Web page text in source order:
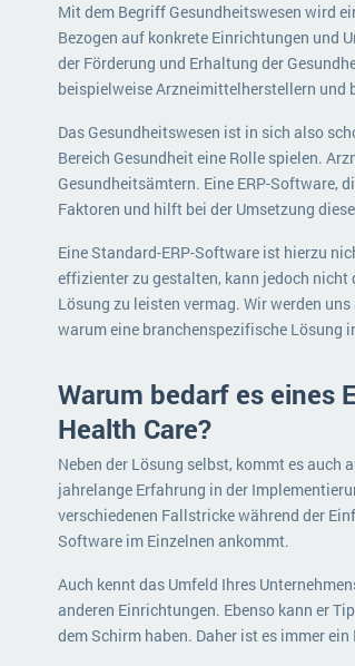
Mit dem Begriff Gesundheitswesen wird
Bezogen auf konkrete Einrichtungen und
der Förderung und Erhaltung der
beispielweise Arzneimittelherstellern und
Das Gesundheitswesen ist in sich also
Bereich Gesundheit eine Rolle spielen.
Gesundheitsämtern. Eine ERP-Software,
Faktoren und hilft bei der Umsetzung
Eine Standard-ERP-Software ist hierzu
effizienter zu gestalten, kann jedoch
Lösung zu leisten vermag. Wir werden
warum eine branchenspezifische Lösung
Warum bedarf es eines
Health Care?
Neben der Lösung selbst, kommt es auch
jahrelange Erfahrung in der
verschiedenen Fallstricke während der
Software im Einzelnen ankommt.
Auch kennt das Umfeld Ihres
anderen Einrichtungen. Ebenso kann er
dem Schirm haben. Daher ist es immer